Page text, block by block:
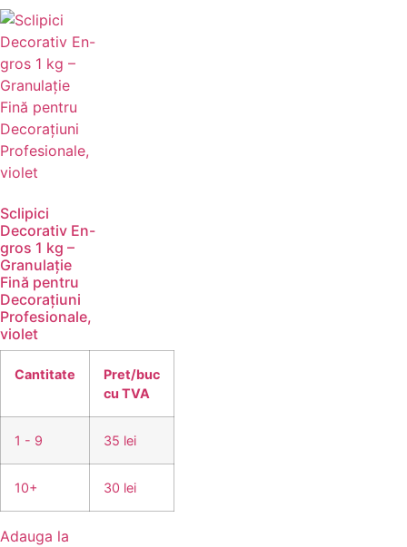
Sclipici
Decorativ En-
gros 1 kg –
Granulație
Fină pentru
Decorațiuni
Profesionale,
violet
Cantitate
Pret/buc
cu TVA
1 - 9 35 lei
10+ 30 lei
Adauga la